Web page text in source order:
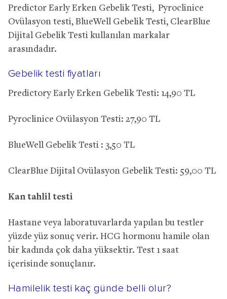
Predictor Early Erken Gebelik Testi, Pyroclinice
Ovülasyon testi, BlueWell Gebelik Testi, ClearBlue
Dijital Gebelik Testi kullanılan markalar
arasındadır.
Gebelik testi fiyatları
Predictory Early Erken Gebelik Testi: 14,90 TL
Pyroclinice Ovülasyon Testi: 27,90 TL
BlueWell Gebelik Testi : 3,50 TL
ClearBlue Dijital Ovülasyon Gebelik Testi: 59,00 TL
Kan tahlil testi
Hastane veya laboratuvarlarda yapılan bu testler
yüzde yüz sonuç verir. HCG hormonu hamile olan
bir kadında çok daha yüksektir. Test 1 saat
içerisinde sonuçlanır.
Hamilelik testi kaç günde belli olur?